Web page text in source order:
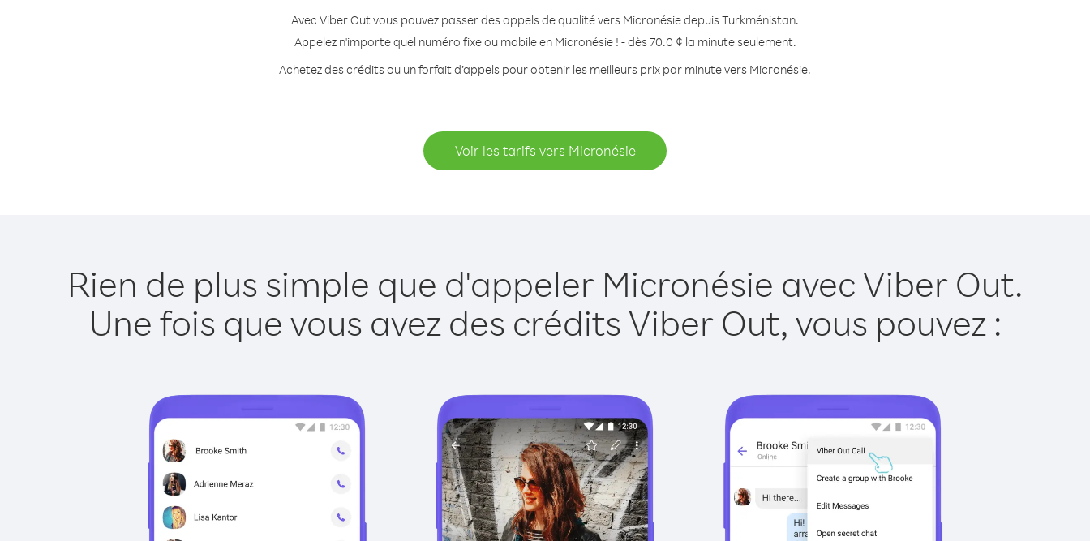
Avec Viber Out vous pouvez passer des appels de qualité vers Micronésie depuis Turkménistan.
Appelez n'importe quel numéro fixe ou mobile en Micronésie ! - dès 70.0 ¢ la minute seulement.
Achetez des crédits ou un forfait d’appels pour obtenir les meilleurs prix par minute vers Micronésie.
Voir les tarifs vers Micronésie
Rien de plus simple que d'appeler Micronésie avec Viber Out.
Une fois que vous avez des crédits Viber Out, vous pouvez :